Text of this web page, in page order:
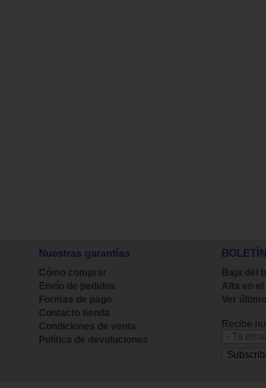
Nuestras garantías
Cómo comprar
Envío de pedidos
Formas de pago
Contacto tienda
Condiciones de venta
Política de devoluciones
BOLETÍN
Baja del
Alta en
Ver
Recibe